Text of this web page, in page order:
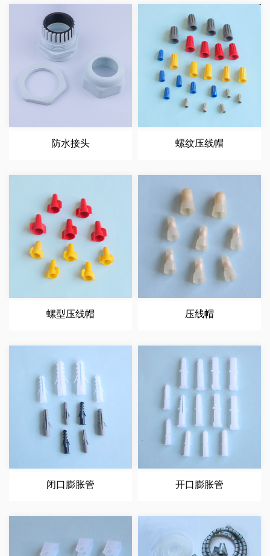
防水接头 螺纹压线帽
螺型压线帽 压线帽
闭口膨胀管 开口膨胀管